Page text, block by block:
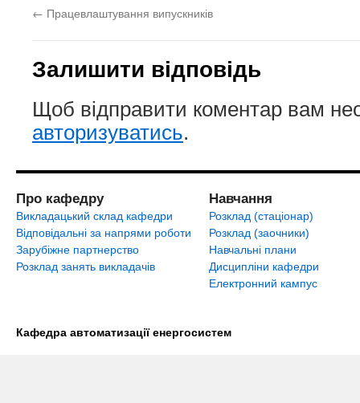
← Працевлаштування випускників
Залишити відповідь
Щоб відправити коментар вам
авторизуватись.
Про кафедру
Викладацький склад кафедри
Відповідальні за напрями роботи
Зарубіжне партнерство
Розклад занять викладачів
Навчання
Розклад (стаціонар)
Розклад (заочники)
Навчальні плани
Дисципліни кафедри
Електронний кампус
Кафедра автоматизації енергосистем